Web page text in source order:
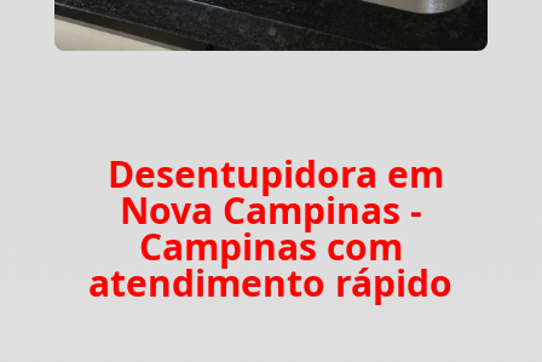
Desentupidora em
Nova Campinas -
Campinas com
atendimento rápido